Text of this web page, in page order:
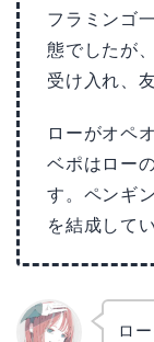
フラミンゴ
態でしたが
受け入れ、
ローがオペ
ベポはロー
す。ペンギ
を結成して
ロ